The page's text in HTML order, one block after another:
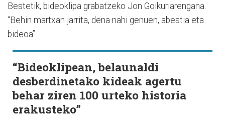
Bestetik, bideoklipa grabatzeko Jon Goikuriarengana.
“Behin martxan jarrita, dena nahi genuen, abestia eta
bideoa”.
“Bideoklipean, belaunaldi
desberdinetako kideak agertu
behar ziren 100 urteko historia
erakusteko”